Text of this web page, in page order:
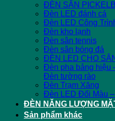
ĐÈN SÂN
Đèn LED đánh cá
Đèn LED Công
Đèn kho lạnh
Đèn sân tennis
Đèn sân bóng đá
ĐÈN LED CHO
Đèn pha bảng hiệu
Đèn tường rào
Đèn Trạm Xăng
Đèn LED Đổi Màu
ĐÈN NĂNG LƯỢNG
Sản phẩm khác